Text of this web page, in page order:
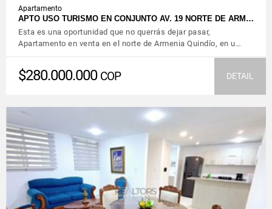
Apartamento
APTO USO TURISMO EN CONJUNTO AV. 19 NORTE DE ARM…
Esta es una oportunidad que no querrás dejar pasar,
Apartamento en venta en el norte de Armenia Quindío, en u…
$280.000.000 COP DETAIL
VIEW DETAILS